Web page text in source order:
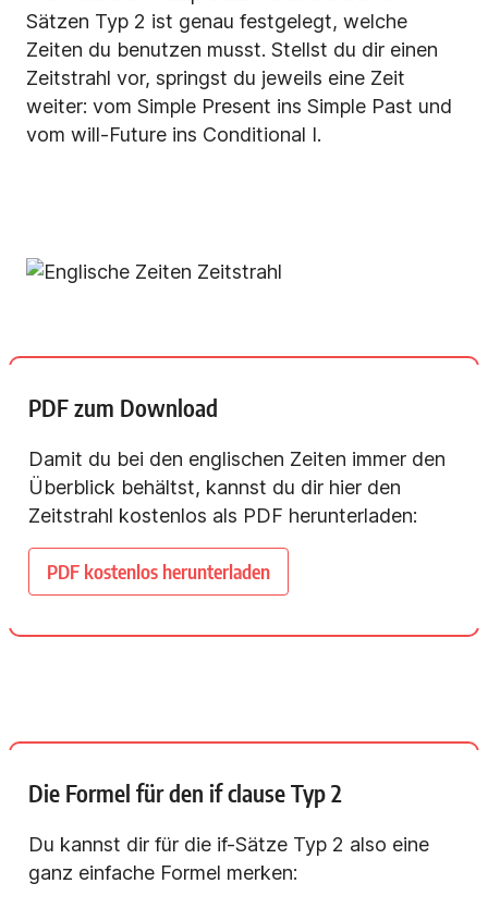
Sätzen Typ 2 ist genau festgelegt, welche
Zeiten du benutzen musst. Stellst du dir einen
Zeitstrahl vor, springst du jeweils eine Zeit
weiter: vom Simple Present ins Simple Past und
vom will-Future ins Conditional I.
PDF zum Download
Damit du bei den englischen Zeiten immer den
Überblick behältst, kannst du dir hier den
Zeitstrahl kostenlos als PDF herunterladen:
PDF kostenlos herunterladen
Die Formel für den if clause Typ 2
Du kannst dir für die if-Sätze Typ 2 also eine
ganz einfache Formel merken: